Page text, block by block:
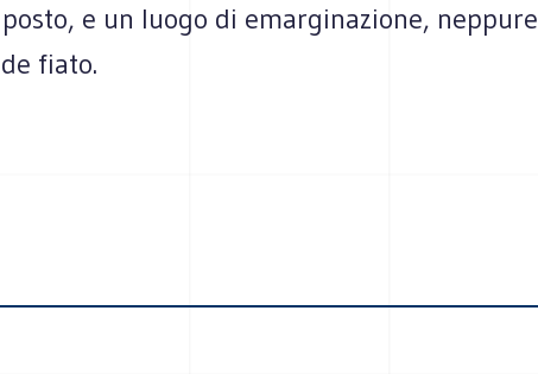
e un luogo di emarginazione, neppure
fiato.